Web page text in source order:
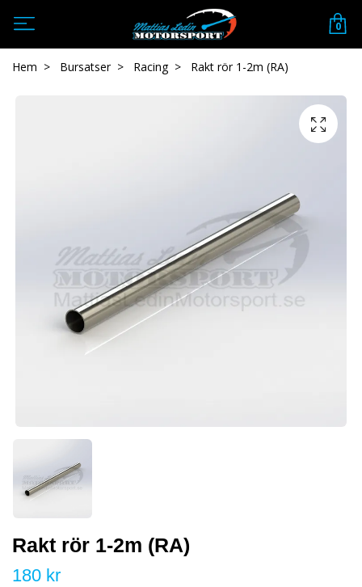
0
Hem Bursatser Racing Rakt rör 1-2m (RA)
Rakt rör 1-2m (RA)
180 kr